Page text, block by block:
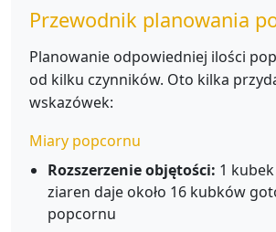
Przewodnik planowania
Planowanie odpowiedniej ilości
od kilku czynników. Oto kilka
wskazówek:
Miary popcornu
Rozszerzenie objętości: 1
ziaren daje około 16 kubków
popcornu